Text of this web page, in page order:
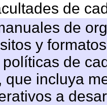
de
de
y
de
que incluya
a